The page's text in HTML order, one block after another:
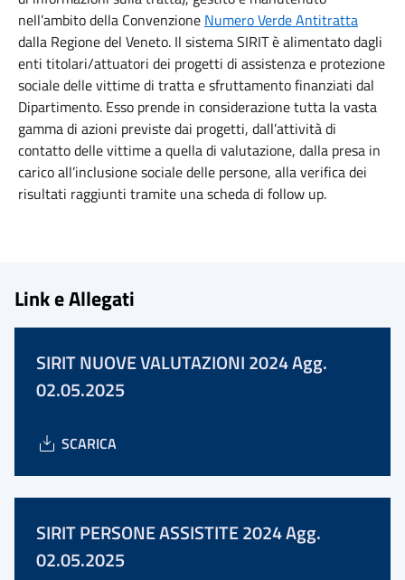
nell’ambito della Convenzione Numero Verde Antitratta
dalla Regione del Veneto. Il sistema SIRIT è alimentato dagli
enti titolari/attuatori dei progetti di assistenza e protezione
sociale delle vittime di tratta e sfruttamento finanziati dal
Dipartimento. Esso prende in considerazione tutta la vasta
gamma di azioni previste dai progetti, dall’attività di
contatto delle vittime a quella di valutazione, dalla presa in
carico all’inclusione sociale delle persone, alla verifica dei
risultati raggiunti tramite una scheda di follow up.
Link e Allegati
SIRIT NUOVE VALUTAZIONI 2024 Agg.
02.05.2025
SCARICA
SIRIT PERSONE ASSISTITE 2024 Agg.
02.05.2025